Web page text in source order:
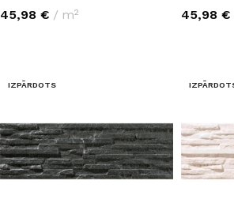
45,98 € m² 45,98 €
IZPĀRDOTS